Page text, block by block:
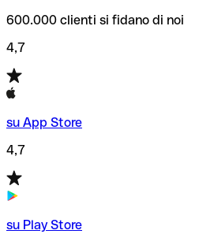
600.000 clienti si fidano di noi
4,7
su App Store
4,7
su Play Store